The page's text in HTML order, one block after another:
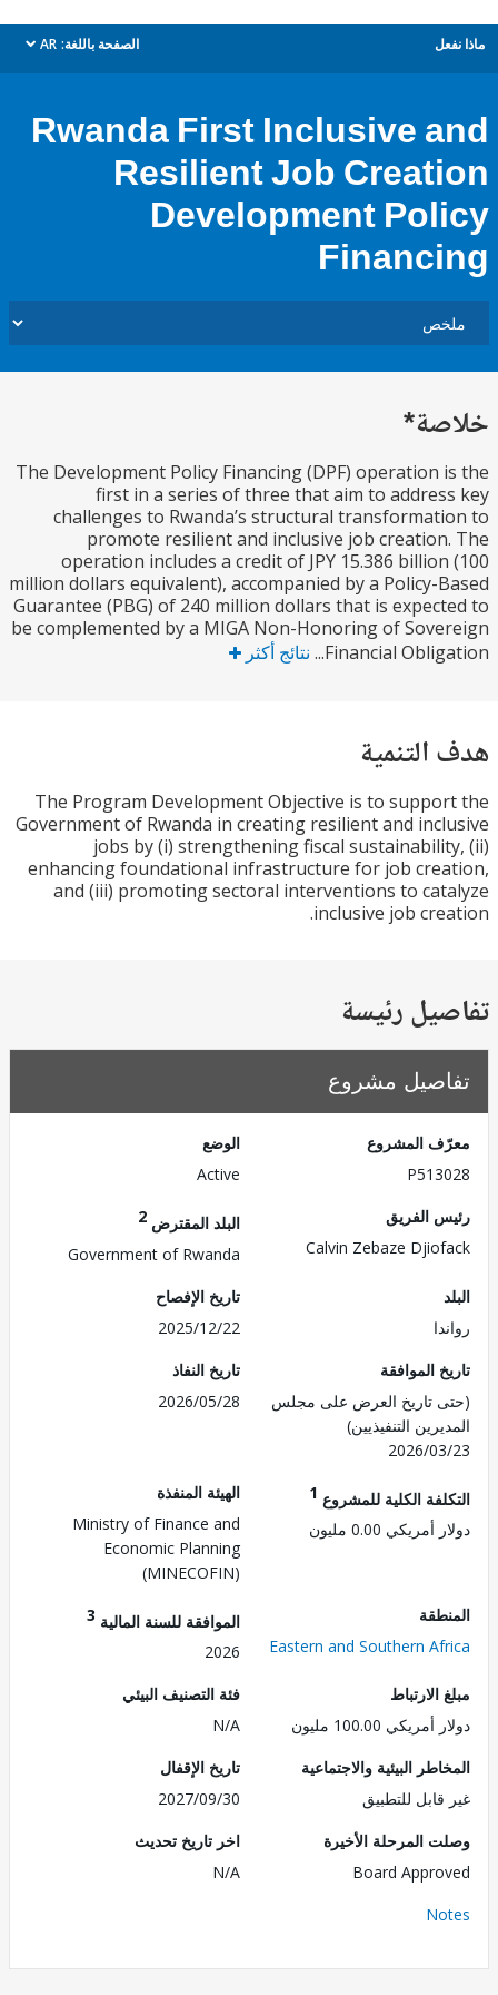
الصفحة باللغة: AR
dropdown
Rwanda First Inclusive
Resilient Job
Development
The Development Policy Financing (DPF)
first in a series of three that aim to
challenges to Rwanda’s structural
promote resilient and inclusive job
operation includes a credit of JPY 15.386
million dollars equivalent), accompanied by a Policy-
Guarantee (PBG) of 240 million dollars that is
be complemented by a MIGA Non-Honoring of
Financial نتائج أكثر
The Program Development Objective is to
Government of Rwanda in creating resilient and
jobs by (i) strengthening fiscal
enhancing foundational infrastructure for job
and (iii) promoting sectoral interventions to
inclusive job
رئيسة
مشروع
المشروع
الفريق
Calvin Zebaze
البلد المقترض
Government of Rwanda
تاريخ الإفصاح
2025/12/22
الموافقة
تاريخ العرض على مجلس
التنفيذيين)
2026/
تاريخ النفاذ
2026/05/28
الكلية للمشروع1
0.00 مليون
الهيئة المنفذة
Ministry of Finance and
Economic Planning
(MINECOFIN)
Eastern and Southern
الموافقة للسنة المالية3
2026
100.00 مليون
فئة التصنيف البيئي
N/A
البيئية والاجتماعية
للتطبيق
تاريخ الإقفال
2027/09/30
المرحلة الأخيرة
Board
اخر تاريخ تحديث